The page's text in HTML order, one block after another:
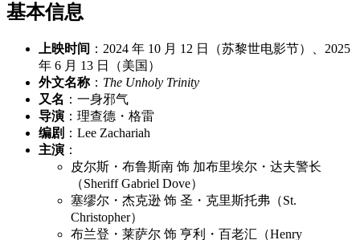
基本信息
上映时间 ：2024 年 10 月 12 日（苏黎世电影节）、2025
年 6 月 13 日（美国）
外文名称： The Unholy Trinity
又名 ：一身邪气
导演 ：理查德・格雷
编剧 ：Lee Zachariah
主演 ：
皮尔斯・布鲁斯南 饰 加布里埃尔・达夫警长
（Sheriff Gabriel Dove）
塞缪尔・杰克逊 饰 圣・克里斯托弗（St.
Christopher）
布兰登・莱萨尔 饰 亨利・百老汇（Henry